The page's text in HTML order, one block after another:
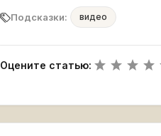
Подсказки: видео
Оцените статью: